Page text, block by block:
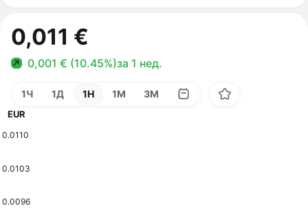
0,011 €
0,001 € (10.45%)за 1 нед.
1Ч 1Д 1Н 1М 3М
EUR
0.0110
0.0103
0.0096